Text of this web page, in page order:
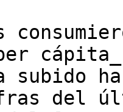
subido
del